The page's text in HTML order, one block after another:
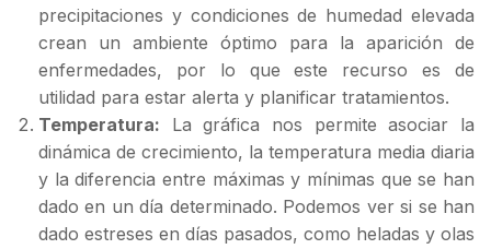
precipitaciones y condiciones de humedad elevada
crean un ambiente óptimo para la aparición de
enfermedades, por lo que este recurso es de
utilidad para estar alerta y planificar tratamientos.
Temperatura: La gráfica nos permite asociar la
dinámica de crecimiento, la temperatura media diaria
y la diferencia entre máximas y mínimas que se han
dado en un día determinado. Podemos ver si se han
dado estreses en días pasados, como heladas y olas